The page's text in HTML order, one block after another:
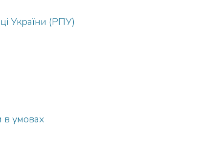
України (РПУ)
в умовах